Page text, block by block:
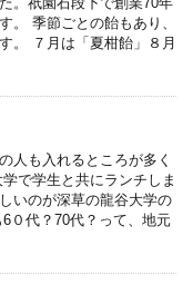
。 季節ごとの飴もあり、
。 ７月は「夏柑飴」８月
人も入れるところが多く
で学生と共にランチしま
いのが深草の龍谷大学の
０代？70代？って、地元